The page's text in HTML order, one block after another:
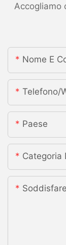
Accogliamo
Nome E
Telefono/
Paese
Categoria
Soddisfare